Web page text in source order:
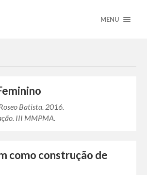
MENU
Batista. 2016.
III MMPMA.
como construção de